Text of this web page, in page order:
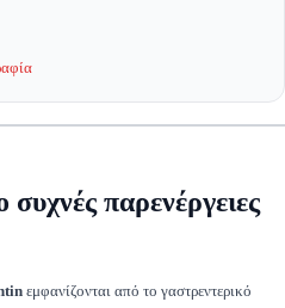
συχνές παρενέργειες
εμφανίζονται από το γαστρεντερικό